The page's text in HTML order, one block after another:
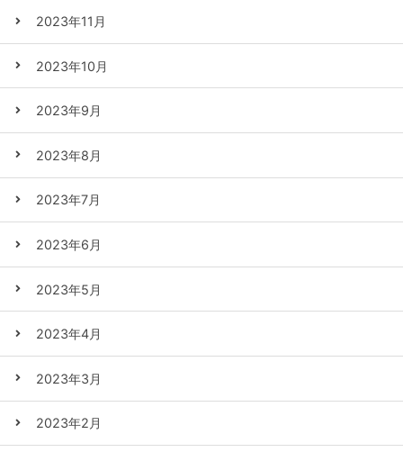
2023年11月
2023年10月
2023年9月
2023年8月
2023年7月
2023年6月
2023年5月
2023年4月
2023年3月
2023年2月